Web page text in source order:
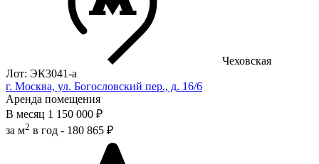
Чеховская
Лот: ЭК3041-a
г. Москва, ул. Богословский пер., д. 16/6
Аренда помещения
В месяц 1 150 000 ₽
за м2 в год - 180 865 ₽